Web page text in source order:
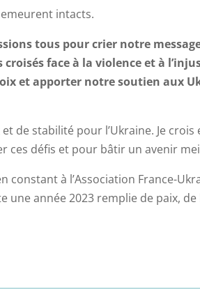
intacts.
tous pour crier notre
face à la violence et à
et apporter notre soutien aux
de stabilité pour l’Ukraine. Je crois
défis et pour bâtir un avenir
constant à l’Association France-
une année 2023 remplie de paix,